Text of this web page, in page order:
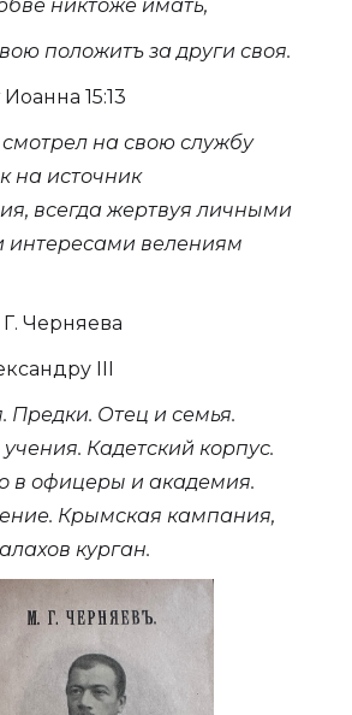
никтоже имать,
положитъ за други своя.
15:13
на свою службу
на источник
всегда жертвуя личными
велениям
Черняева
III
Предки. Отец и семья.
Кадетский корпус.
в офицеры и академия.
Крымская кампания,
курган.